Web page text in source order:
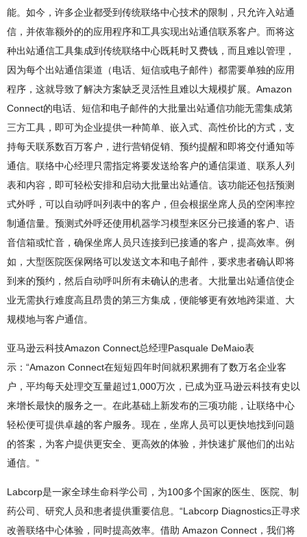
能。如今，许多企业都受到传统联络中心技术的限制，只允许入站通
信，并依靠额外的的应用程序和工具实现出站通信联系客户。而将这
种出站通信工具集成到传统联络中心既耗时又费钱，而且难以管理，
因为每个出站通信渠道（电话、短信或电子邮件）都需要单独的应用
程序，这就导致了解决方案缺乏灵活性且难以大规模扩展。Amazon
Connect的电话、短信和电子邮件的大批量出站通信功能无需集成第
三方工具，即可为企业提供一种简单、嵌入式、高性价比的方式，支
持每天联系数百万客户，进行营销促销、预约提醒和即将交付通知等
通信。联络中心经理只需指定将要发送给客户的通信渠道、联系人列
表和内容，即可轻松安排和启动大批量出站通信。该功能还包括预测
式外呼，可以自动呼叫列表中的客户，但会根据坐席人员的空闲率控
制通信量。预测式外呼还使用机器学习模型来区分已接通的客户、语
音信箱或忙音，确保坐席人员只连接到已接通的客户，提高效率。例
如，大型医院医保网络可以发送文本和电子邮件，要求患者确认即将
到来的预约，然后自动呼叫所有未确认的患者。大批量出站通信使企
业无需执行难度高且昂贵的第三方集成，便能够更有效地跨渠道、大
规模地与客户通信。
亚马逊云科技Amazon Connect总经理Pasquale DeMaio表
示：“Amazon Connect在短短四年时间就积累拥有了数万名企业客
户，平均每天处理交互量超过1,000万次，已成为亚马逊云科技有史以
来增长最快的服务之一。在此基础上新发布的三项功能，让联络中心
轻松便可提供卓越的客户服务。现在，坐席人员可以更快地找到问题
的答案，为客户提供更安全、更高效的体验，并快速扩展他们的出站
通信。”
Labcorp是一家全球生命科学公司，为100多个国家的医生、医院、制
药公司、研究人员和患者提供重要信息。“Labcorp Diagnostics正寻求
改善联络中心体验，同时提高效率。借助 Amazon Connect，我们将